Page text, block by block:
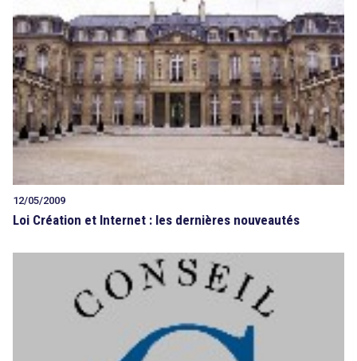
12/05/2009
Loi Création et Internet : les dernières nouveautés